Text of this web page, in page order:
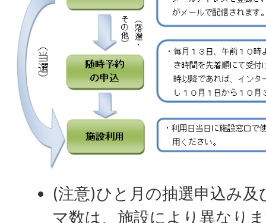
(注意)ひと月の抽選申込み
マ数は、施設により異なり